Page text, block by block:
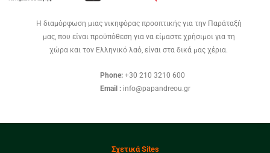
Η διαμόρφωση μιας νικηφόρας προοπτικής για την Παράταξή
μας, που είναι προϋπόθεση για να είμαστε χρήσιμοι για τη
χώρα και τον Ελληνικό λαό, είναι στα δικά μας χέρια.
Phone: +30 210 3210 600
Email : info@papandreou.gr
Σχετικά Sites